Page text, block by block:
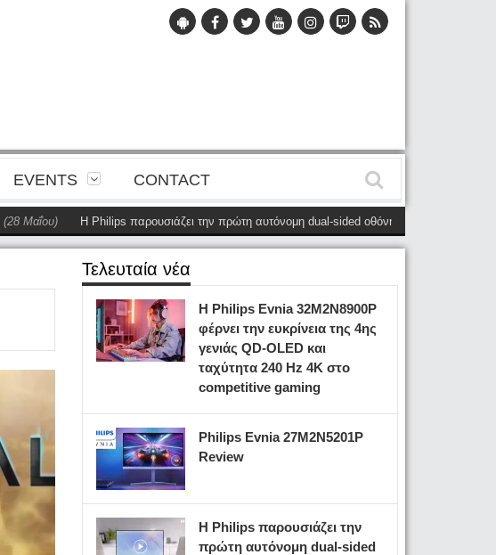
EVENTS CONTACT
Η Philips παρουσιάζει την πρώτη αυτόνομη dual-sided οθόνη (28 Μαΐου)
Τελευταία νέα
Η Philips Evnia 32M2N8900P
φέρνει την ευκρίνεια της 4ης
γενιάς QD-OLED και
ταχύτητα 240 Hz 4K στο
competitive gaming
Philips Evnia 27M2N5201P
Review
Η Philips παρουσιάζει την
πρώτη αυτόνομη dual-sided